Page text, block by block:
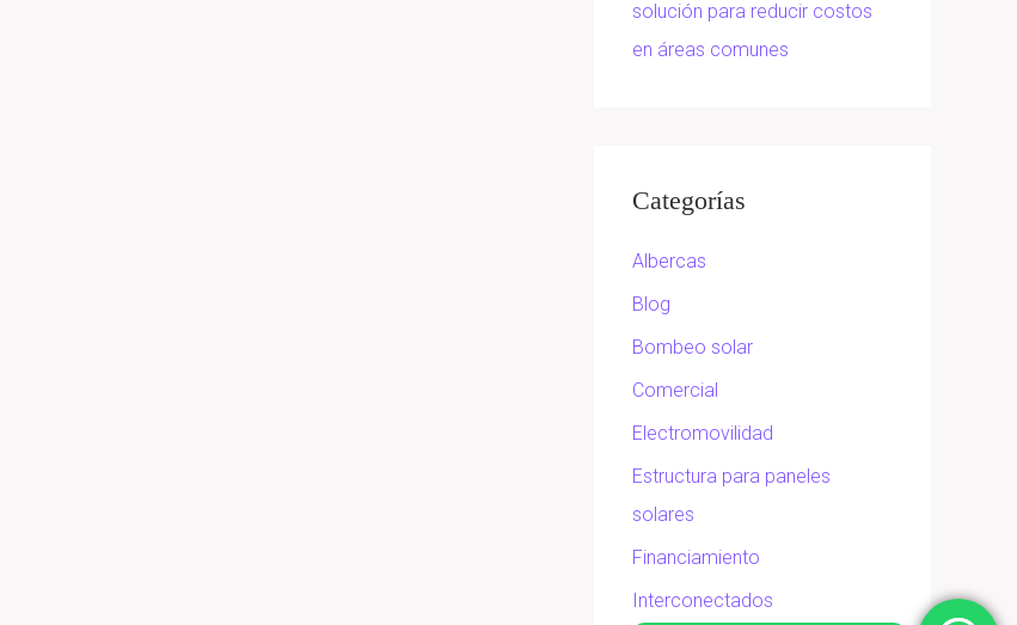
solución para reducir costos
en áreas comunes
Categorías
Albercas
Blog
Bombeo solar
Comercial
Electromovilidad
Estructura para paneles
solares
Financiamiento
Interconectados